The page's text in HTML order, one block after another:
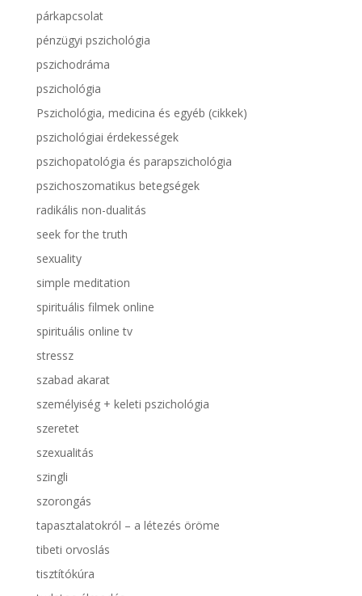
párkapcsolat
pénzügyi pszichológia
pszichodráma
pszichológia
Pszichológia, medicina és egyéb (cikkek)
pszichológiai érdekességek
pszichopatológia és parapszichológia
pszichoszomatikus betegségek
radikális non-dualitás
seek for the truth
sexuality
simple meditation
spirituális filmek online
spirituális online tv
stressz
szabad akarat
személyiség + keleti pszichológia
szeretet
szexualitás
szingli
szorongás
tapasztalatokról – a létezés öröme
tibeti orvoslás
tisztítókúra